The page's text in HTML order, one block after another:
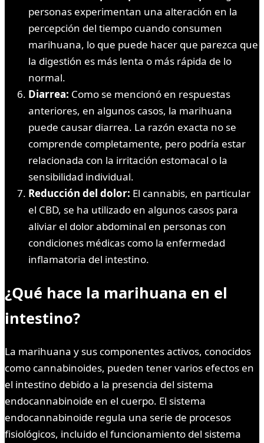
personas experimentan una alteración en la
percepción del tiempo cuando consumen
marihuana, lo que puede hacer que parezca que
la digestión es más lenta o más rápida de lo
normal.
Diarrea: Como se mencionó en respuestas
anteriores, en algunos casos, la marihuana
puede causar diarrea. La razón exacta no se
comprende completamente, pero podría estar
relacionada con la irritación estomacal o la
sensibilidad individual.
Reducción del dolor: El cannabis, en particular
el CBD, se ha utilizado en algunos casos para
aliviar el dolor abdominal en personas con
condiciones médicas como la enfermedad
inflamatoria del intestino.
¿Qué hace la marihuana en el
intestino?
La marihuana y sus componentes activos, conocidos
como cannabinoides, pueden tener varios efectos en
el intestino debido a la presencia del sistema
endocannabinoide en el cuerpo. El sistema
endocannabinoide regula una serie de procesos
fisiológicos, incluido el funcionamiento del sistema